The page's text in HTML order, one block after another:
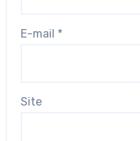
E-mail *
Site